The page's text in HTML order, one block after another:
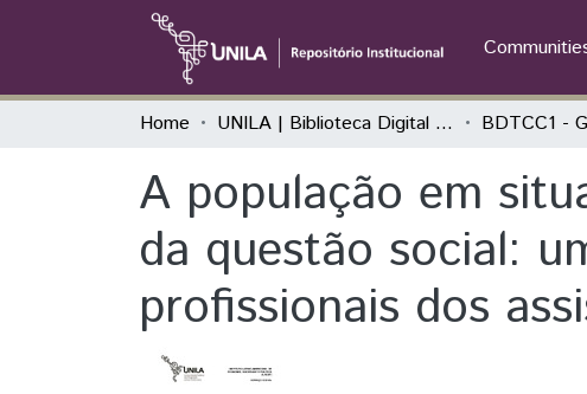
Home UNILA | Biblioteca Digital de Trabalhos de Conclusão de Curso BDTCC1 -
A população em
da questão social:
profissionais dos